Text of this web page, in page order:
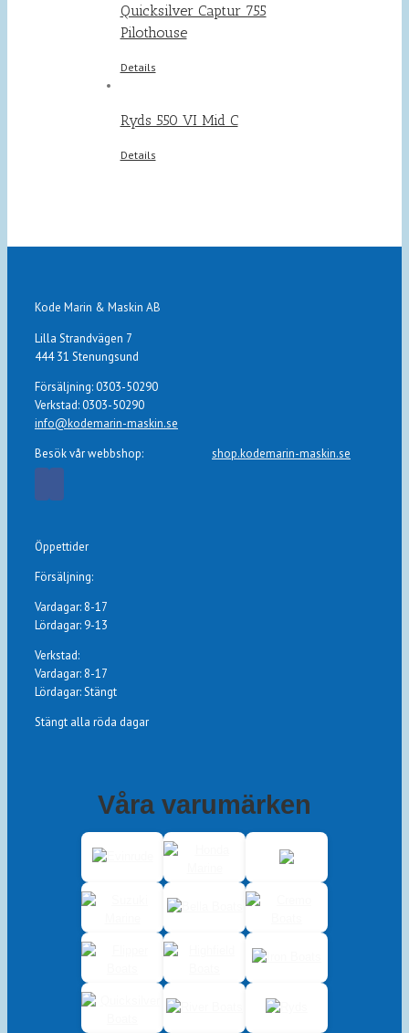
Quicksilver Captur 755
Pilothouse
Details
Ryds 550 VI Mid C
Details
Kode Marin & Maskin AB
Lilla Strandvägen 7
444 31 Stenungsund
Försäljning: 0303-50290
Verkstad: 0303-50290
info@kodemarin-maskin.se
Besök vår webbshop: shop.kodemarin-maskin.se
Öppettider
Försäljning:
Vardagar: 8-17
Lördagar: 9-13
Verkstad:
Vardagar: 8-17
Lördagar: Stängt
Stängt alla röda dagar
Våra varumärken